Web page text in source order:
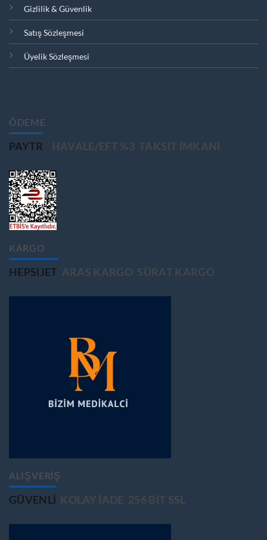
Gizlilik & Güvenlik
Satış Sözleşmesi
Üyelik Sözleşmesi
ÖDEME
PAYTR HAVALE/EFT %3 TAKSIT IMKANI
KARGO
HEPSIJET ARAS KARGO SÜRAT KARGO
ALIŞVERİŞ
GÜVENLİ KOLAY İADE 256 BİT SSL